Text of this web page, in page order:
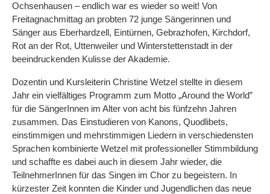
Ochsenhausen – endlich war es wieder so weit! Von
Freitagnachmittag an probten 72 junge Sängerinnen und
Sänger aus Eberhardzell, Eintürnen, Gebrazhofen, Kirchdorf,
Rot an der Rot, Uttenweiler und Winterstettenstadt in der
beeindruckenden Kulisse der Akademie.
Dozentin und Kursleiterin Christine Wetzel stellte in diesem
Jahr ein vielfältiges Programm zum Motto „Around the World”
für die SängerInnen im Alter von acht bis fünfzehn Jahren
zusammen. Das Einstudieren von Kanons, Quodlibets,
einstimmigen und mehrstimmigen Liedern in verschiedensten
Sprachen kombinierte Wetzel mit professioneller Stimmbildung
und schaffte es dabei auch in diesem Jahr wieder, die
TeilnehmerInnen für das Singen im Chor zu begeistern. In
kürzester Zeit konnten die Kinder und Jugendlichen das neue